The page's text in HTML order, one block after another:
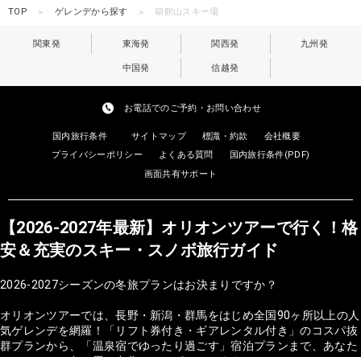
TOP ゲレンデから探す 箱館山スキー場
関東発 東海発 関西発 九州発
中国発 信越発
お電話でのご予約・お問い合わせ
国内旅行条件 サイトマップ 標識・約款
会社概要
プライバシーポリシー
よくある質問
国内旅行条件(PDF)
画面共有サポート
【2026-2027年最新】オリオンツアーで行く！格
安＆充実のスキー・スノボ旅行ガイド
2026-2027シーズンの冬旅プランはお決まりですか？
オリオンツアーでは、長野・新潟・群馬をはじめ全国90ヶ所以上の人
気ゲレンデを網羅！「リフト券付き・ギアレンタル付き」のコスパ抜
群プランから、「温泉宿でゆったり過ごす」宿泊プランまで、あなた